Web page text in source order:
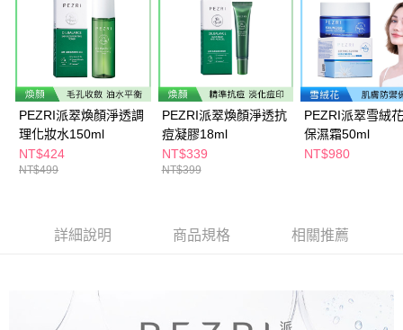
後付繳納相關費用。
※ 交易是否成功請以「AFTEE先享後付 」之結帳頁面顯示為準，若有關於
是否繳費成功／繳費後需取消欲退款等相關疑問，請聯繫「AFTEE先享後付
客戶支援中心」
https://netprotections.freshdesk.com/support/home
【注意事項】
１．透過由恩沛科技股份有限公司提供之「AFTEE先享後付」服務完成之交
易，需依本服務之必要範圍內提供個人資料，並將交易相關給付款項請求債
權轉讓予恩沛科技股份有限公司。
２．關於個人資料處理事宜，請瀏覽以下網址：
https://aftee.tw/terms/#terms3
４．使用「AFTEE先享後付」時，將依據個別帳號之用戶狀況，依本公司即
恩沛科技股份有限公司將有權停止該用戶之使用額度並採取法律行動。
付款後萊爾富取貨
每筆NT$65，滿NT$490(含以上)免運費
7-11取貨付款
每筆NT$65，滿NT$490(含以上)免運費
付款後7-11取貨
每筆NT$65，滿NT$490(含以上)免運費
PEZRI派翠煥顏淨透調
理化妝水150ml
NT$424
NT$499
PEZRI派翠煥顏淨透抗
痘凝膠18ml
NT$339
NT$399
PEZRI派翠雪絨
保濕霜50ml
NT$980
詳細說明 商品規格 相關推薦